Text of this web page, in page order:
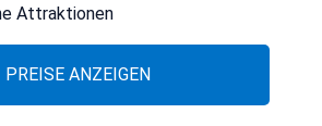
Attraktionen
PREISE ANZEIGEN